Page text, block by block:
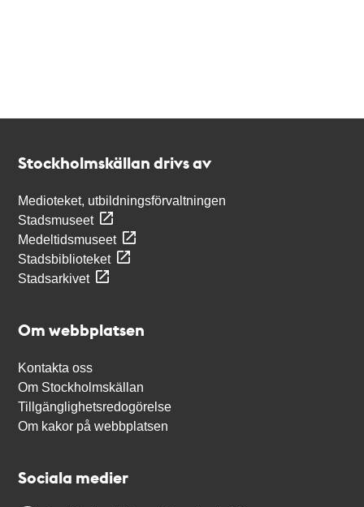
Stockholmskällan drivs av
Medioteket, utbildningsförvaltningen
Stadsmuseet
Medeltidsmuseet
Stadsbiblioteket
Stadsarkivet
Om webbplatsen
Kontakta oss
Om Stockholmskällan
Tillgänglighetsredogörelse
Om kakor på webbplatsen
Sociala medier